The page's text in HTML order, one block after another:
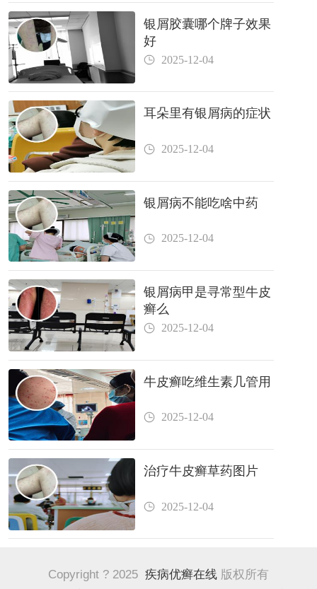
银屑胶囊哪个牌子效果
好
2025-12-04
耳朵里有银屑病的症状
2025-12-04
银屑病不能吃啥中药
2025-12-04
银屑病甲是寻常型牛皮
癣么
2025-12-04
牛皮癣吃维生素几管用
2025-12-04
治疗牛皮癣草药图片
2025-12-04
Copyright ? 2025 疾病优癣在线 版权所有